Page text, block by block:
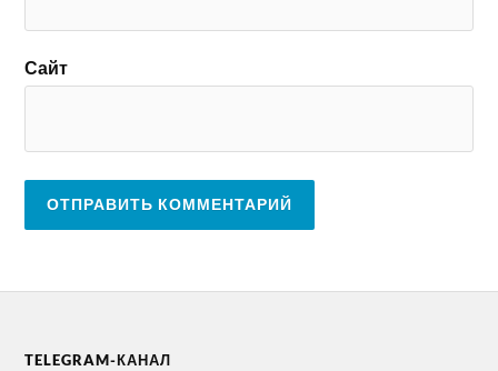
Сайт
TELEGRAM-КАНАЛ